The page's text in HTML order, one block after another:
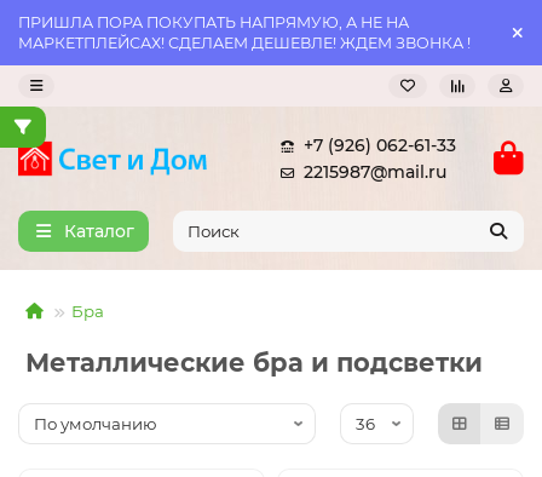
ПРИШЛА ПОРА ПОКУПАТЬ НАПРЯМУЮ, А НЕ НА
МАРКЕТПЛЕЙСАХ! СДЕЛАЕМ ДЕШЕВЛЕ! ЖДЕМ ЗВОНКА !
+7 (926) 062-61-33
2215987@mail.ru
Каталог
Бра
Металлические бра и подсветки